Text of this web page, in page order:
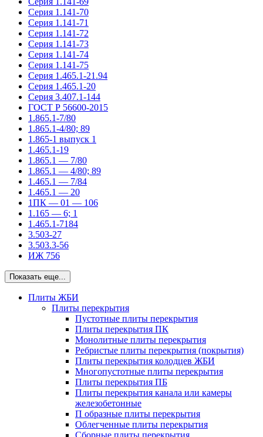
Серия 1.141-70
Серия 1.141-71
Серия 1.141-72
Серия 1.141-73
Серия 1.141-74
Серия 1.141-75
Серия 1.465.1-21.94
Серия 1.465.1-20
Серия 3.407.1-144
ГОСТ Р 56600-2015
1.865.1-7/80
1.865.1-4/80; 89
1.865-1 выпуск 1
1.465.1-19
1.865.1 — 7/80
1.865.1 — 4/80; 89
1.465.1 — 7/84
1.465.1 — 20
1ПК — 01 — 106
1.165 — 6; 1
1.465.1-7184
3.503-27
3.503.3-56
ИЖ 756
Показать еще...
Плиты ЖБИ
Плиты перекрытия
Пустотные плиты перекрытия
Плиты перекрытия ПК
Монолитные плиты перекрытия
Ребристые плиты перекрытия (покрытия)
Плиты перекрытия колодцев ЖБИ
Многопустотные плиты перекрытия
Плиты перекрытия ПБ
Плиты перекрытия канала или камеры
железобетонные
П образные плиты перекрытия
Облегченные плиты перекрытия
Сборные плиты перекрытия